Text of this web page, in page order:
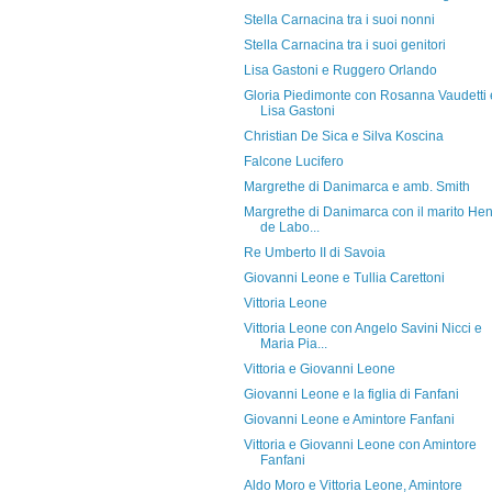
Stella Carnacina tra i suoi nonni
Stella Carnacina tra i suoi genitori
Lisa Gastoni e Ruggero Orlando
Gloria Piedimonte con Rosanna Vaudetti
Lisa Gastoni
Christian De Sica e Silva Koscina
Falcone Lucifero
Margrethe di Danimarca e amb. Smith
Margrethe di Danimarca con il marito
de Labo...
Re Umberto II di Savoia
Giovanni Leone e Tullia Carettoni
Vittoria Leone
Vittoria Leone con Angelo Savini Nicci e
Maria Pia...
Vittoria e Giovanni Leone
Giovanni Leone e la figlia di Fanfani
Giovanni Leone e Amintore Fanfani
Vittoria e Giovanni Leone con Amintore
Fanfani
Aldo Moro e Vittoria Leone, Amintore